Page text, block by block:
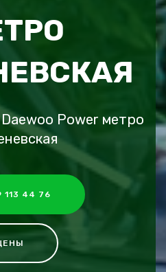
Power метро
113 44 76